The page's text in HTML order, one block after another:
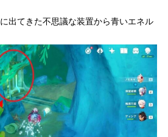
出てきた不思議な装置から青いエネル